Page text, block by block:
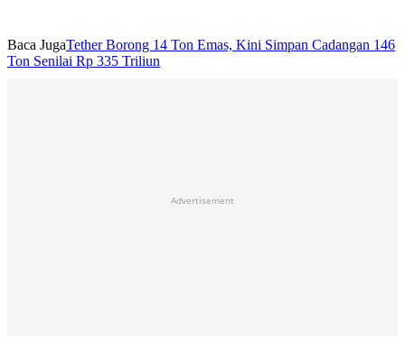
Baca JugaTether Borong 14 Ton Emas, Kini Simpan Cadangan 146
Ton Senilai Rp 335 Triliun
Advertisement